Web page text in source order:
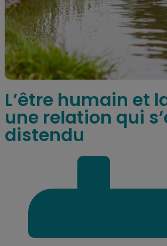
L’être humain et
une relation qui
distendu